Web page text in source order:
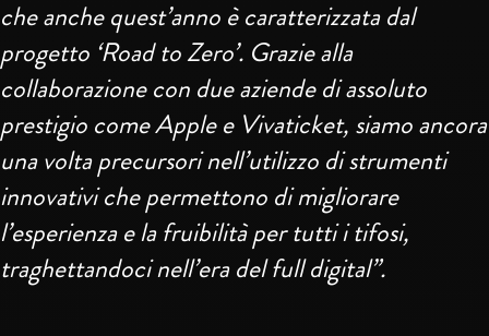
che anche quest’anno è caratterizzata dal
progetto ‘Road to Zero’. Grazie alla
collaborazione con due aziende di assoluto
prestigio come Apple e Vivaticket, siamo ancora
una volta precursori nell’utilizzo di strumenti
innovativi che permettono di migliorare
l’esperienza e la fruibilità per tutti i tifosi,
traghettandoci nell’era del full digital”.